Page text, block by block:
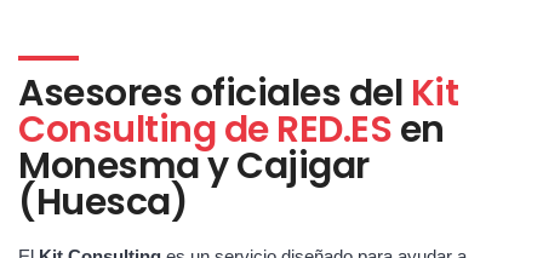
Asesores oficiales del Kit
Consulting de RED.ESen
Monesma y Cajigar
(Huesca)